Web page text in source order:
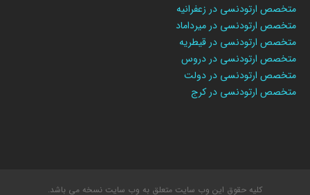
متخصص ارتودنسی در زعفرانیه
متخصص ارتودنسی در میرداماد
متخصص ارتودنسی در قیطریه
متخصص ارتودنسی در دروس
متخصص ارتودنسی در دولت
متخصص ارتودنسی در کرج
کلیه حقوق این وب سایت متعلق به وب سایت نسخه می باشد.